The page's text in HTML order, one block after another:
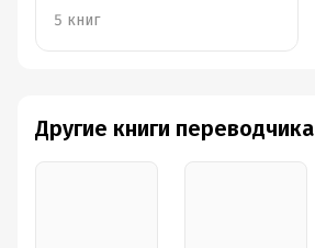
5 книг
Другие книги переводчика